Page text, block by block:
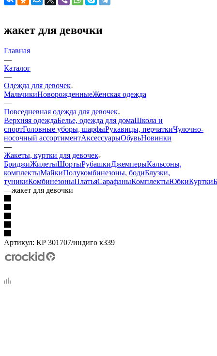
жакет для девочки
Главная
—
Каталог
—
Одежда для девочек
МальчикиНоворожденныеЖенская одежда
—
Повседневная одежда для девочек
Верхняя одеждаБелье, одежда для домаШкола и
спортГоловные уборы, шарфыРукавицы, перчаткиЧулочно-
носочный ассортиментАксессуарыОбувьНовинки
—
Жакеты, куртки для девочек
БриджиЖилетыШортыРубашкиДжемперыКальсоны,
комплектыМайкиПолукомбинезоны, бодиБлузки,
туникиКомбинезоныПлатьяСарафаныКомплектыЮбкиКуртки
—жакет для девочки
Артикул: КР 301707/индиго к339